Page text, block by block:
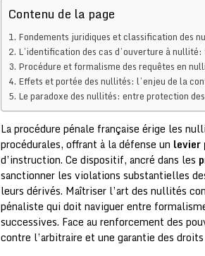
Contenu de la page
Fondements juridiques et classification des
L’identification des cas d’ouverture à
Procédure et formalisme des requêtes en
Effets et portée des nullités: l’enjeu de la
Le paradoxe des nullités: entre protection
La procédure pénale française érige les
procédurales, offrant à la défense un levier
d’instruction. Ce dispositif, ancré dans les
sanctionner les violations substantielles
leurs dérivés. Maîtriser l’art des nullités
pénaliste qui doit naviguer entre
successives. Face au renforcement des
contre l’arbitraire et une garantie des